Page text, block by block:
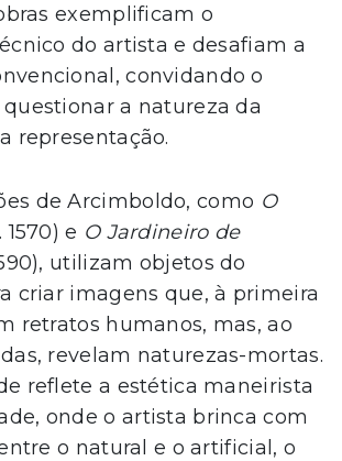
exemplificam o
do artista e desafiam a
convidando o
a natureza da
representação.
de Arcimboldo, como O
e O Jardineiro de
utilizam objetos do
criar imagens que, à primeira
retratos humanos, mas, ao
revelam naturezas-mortas.
reflete a estética maneirista
onde o artista brinca com
o natural e o artificial, o